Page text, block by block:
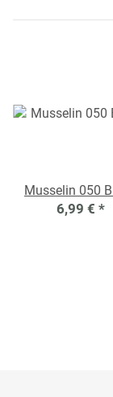
Musselin 050
6,99 € *